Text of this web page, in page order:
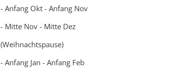
- Anfang Okt - Anfang Nov
- Mitte Nov - Mitte Dez
(Weihnachtspause)
- Anfang Jan - Anfang Feb